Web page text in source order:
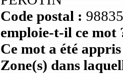
Code postal :
emploie-t-il ce mot
Ce mot a été
Zone(s) dans